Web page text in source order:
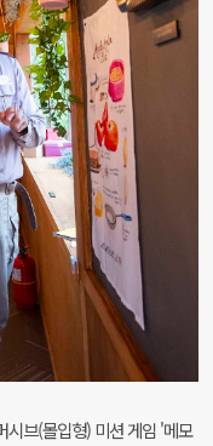
시브(몰입형) 미션 게임 '메모